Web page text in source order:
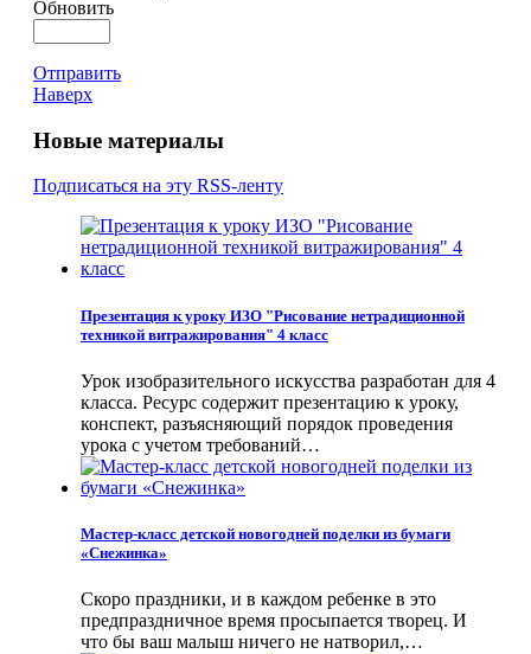
Обновить
Отправить
Наверх
Новые материалы
Подписаться на эту RSS-ленту
Презентация к уроку ИЗО "Рисование нетрадиционной
техникой витражирования" 4 класс
Урок изобразительного искусства разработан для 4
класса. Ресурс содержит презентацию к уроку,
конспект, разъясняющий порядок проведения
урока с учетом требований…
Мастер-класс детской новогодней поделки из бумаги
«Снежинка»
Скоро праздники, и в каждом ребенке в это
предпраздничное время просыпается творец. И
что бы ваш малыш ничего не натворил,…